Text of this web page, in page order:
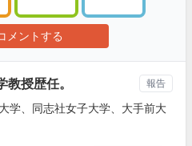
メントする
教授歴任。
学、同志社女子大学、大手前大
報告